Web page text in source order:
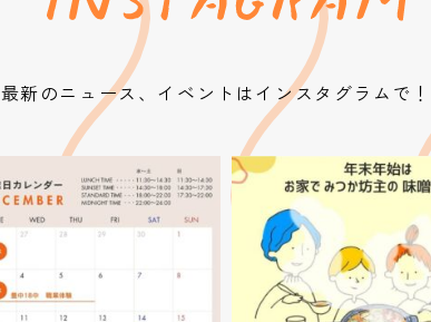
最新のニュース、イベントはインスタグラムで！